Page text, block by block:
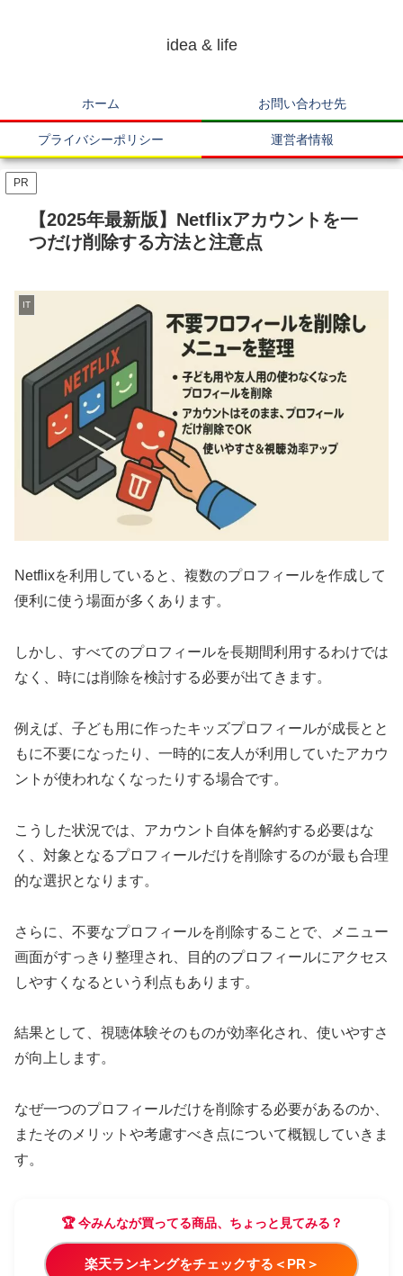
idea & life
ホーム お問い合わせ先
プライバシーポリシー 運営者情報
PR
【2025年最新版】Netflixアカウントを一
つだけ削除する方法と注意点
IT
Netflixを利用していると、複数のプロフィールを作成して
便利に使う場面が多くあります。
しかし、すべてのプロフィールを長期間利用するわけでは
なく、時には削除を検討する必要が出てきます。
例えば、子ども用に作ったキッズプロフィールが成長とと
もに不要になったり、一時的に友人が利用していたアカウ
ントが使われなくなったりする場合です。
こうした状況では、アカウント自体を解約する必要はな
く、対象となるプロフィールだけを削除するのが最も合理
的な選択となります。
さらに、不要なプロフィールを削除することで、メニュー
画面がすっきり整理され、目的のプロフィールにアクセス
しやすくなるという利点もあります。
結果として、視聴体験そのものが効率化され、使いやすさ
が向上します。
なぜ一つのプロフィールだけを削除する必要があるのか、
またそのメリットや考慮すべき点について概観していきま
す。
🏆 今みんなが買ってる商品、ちょっと見てみる？
楽天ランキングをチェックする＜PR＞